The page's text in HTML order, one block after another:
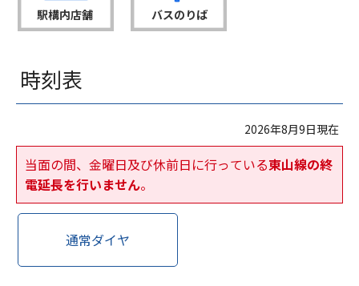
駅構内店舗 バスのりば
時刻表
2026年8月9日現在
当面の間、金曜日及び休前日に行っている東山線の終
電延長を行いません。
通常ダイヤ